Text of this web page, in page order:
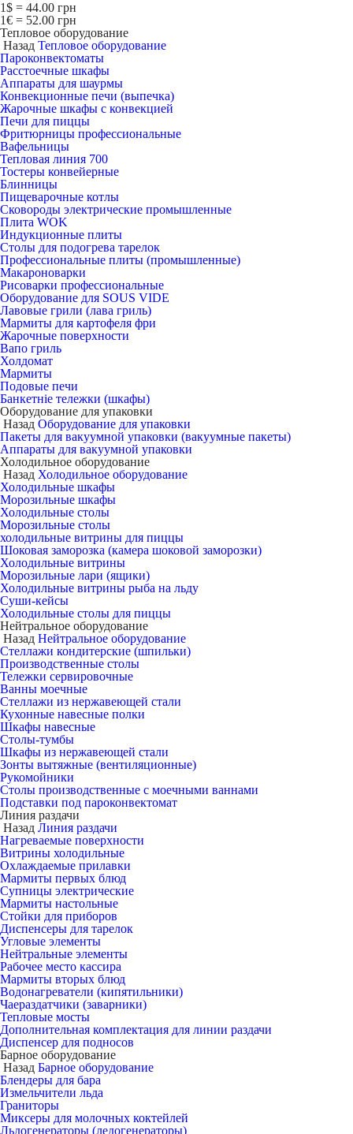
1$ = 44.00 грн
1€ = 52.00 грн
Тепловое оборудование
Назад Тепловое оборудование
Пароконвектоматы
Расcтоечные шкафы
Аппараты для шаурмы
Конвекционные печи (выпечка)
Жарочные шкафы с конвекцией
Печи для пиццы
Фритюрницы профессиональные
Вафельницы
Тепловая линия 700
Тостеры конвейерные
Блинницы
Пищеварочные котлы
Сковороды электрические промышленные
Плита WOK
Индукционные плиты
Столы для подогрева тарелок
Профессиональные плиты (промышленные)
Макароноварки
Рисоварки профессиональные
Оборудование для SOUS VIDE
Лавовые грили (лава гриль)
Мармиты для картофеля фри
Жарочные поверхности
Вапо гриль
Холдомат
Мармиты
Подовые печи
Банкетніе тележки (шкафы)
Оборудование для упаковки
Назад Оборудование для упаковки
Пакеты для вакуумной упаковки (вакуумные пакеты)
Аппараты для вакуумной упаковки
Холодильное оборудование
Назад Холодильное оборудование
Холодильные шкафы
Морозильные шкафы
Холодильные столы
Морозильные столы
холодильные витрины для пиццы
Шоковая заморозка (камера шоковой заморозки)
Холодильные витрины
Морозильные лари (ящики)
Холодильные витрины рыба на льду
Суши-кейсы
Холодильные столы для пиццы
Нейтральное оборудование
Назад Нейтральное оборудование
Стеллажи кондитерские (шпильки)
Производственные столы
Тележки сервировочные
Ванны моечные
Стеллажи из нержавеющей стали
Кухонные навесные полки
Шкафы навесные
Столы-тумбы
Шкафы из нержавеющей стали
Зонты вытяжные (вентиляционные)
Рукомойники
Столы производственные с моечными ваннами
Подставки под пароконвектомат
Линия раздачи
Назад Линия раздачи
Нагреваемые поверхности
Витрины холодильные
Охлаждаемые прилавки
Мармиты первых блюд
Супницы электрические
Мармиты настольные
Стойки для приборов
Диспенсеры для тарелок
Угловые элементы
Нейтральные элементы
Рабочее место кассира
Мармиты вторых блюд
Водонагреватели (кипятильники)
Чаераздатчики (заварники)
Тепловые мосты
Дополнительная комплектация для линии раздачи
Диспенсер для подносов
Барное оборудование
Назад Барное оборудование
Блендеры для бара
Измельчители льда
Граниторы
Миксеры для молочных коктейлей
Льдогенераторы (ледогенераторы)